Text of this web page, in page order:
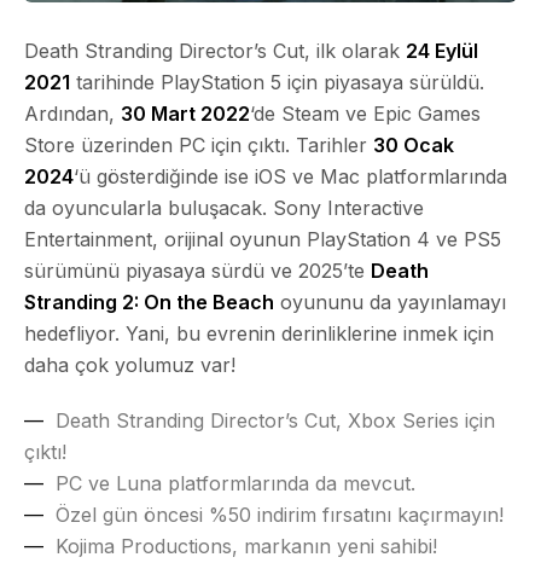
Death Stranding Director’s Cut, ilk olarak 24 Eylül
2021 tarihinde PlayStation 5 için piyasaya sürüldü.
Ardından, 30 Mart 2022‘de Steam ve Epic Games
Store üzerinden PC için çıktı. Tarihler 30 Ocak
2024‘ü gösterdiğinde ise iOS ve Mac platformlarında
da oyuncularla buluşacak. Sony Interactive
Entertainment, orijinal oyunun PlayStation 4 ve PS5
sürümünü piyasaya sürdü ve 2025’te Death
Stranding 2: On the Beach oyununu da yayınlamayı
hedefliyor. Yani, bu evrenin derinliklerine inmek için
daha çok yolumuz var!
Death Stranding Director’s Cut, Xbox Series için
çıktı!
PC ve Luna platformlarında da mevcut.
Özel gün öncesi %50 indirim fırsatını kaçırmayın!
Kojima Productions, markanın yeni sahibi!